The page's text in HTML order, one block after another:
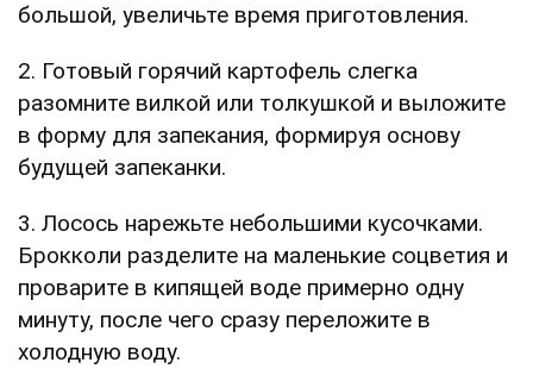
большой, увеличьте время приготовления.
2. Готовый горячий картофель слегка
разомните вилкой или толкушкой и выложите
в форму для запекания, формируя основу
будущей запеканки.
3. Лосось нарежьте небольшими кусочками.
Брокколи разделите на маленькие соцветия и
проварите в кипящей воде примерно одну
минуту, после чего сразу переложите в
холодную воду.